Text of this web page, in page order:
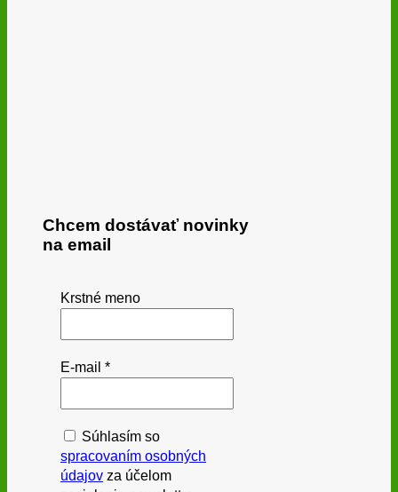
Chcem dostávať novinky
na email
Krstné meno
E-mail *
Súhlasím so
spracovaním osobných
údajov za účelom